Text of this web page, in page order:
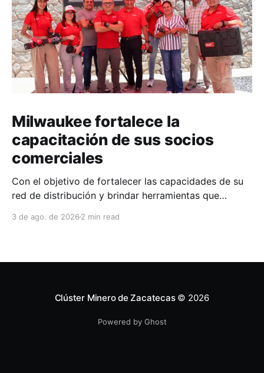
Milwaukee fortalece la
capacitación de sus socios
comerciales
Con el objetivo de fortalecer las capacidades de su
red de distribución y brindar herramientas que
técnico, Milwaukee llevó a cabo una capacitación
3 de ago. de 2026 2 min read
Clúster Minero de Zacatecas© 2026
Powered by Ghost